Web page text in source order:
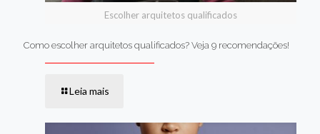
Escolher arquitetos qualificados
Como escolher arquitetos qualificados? Veja 9 recomendações!
Leia mais